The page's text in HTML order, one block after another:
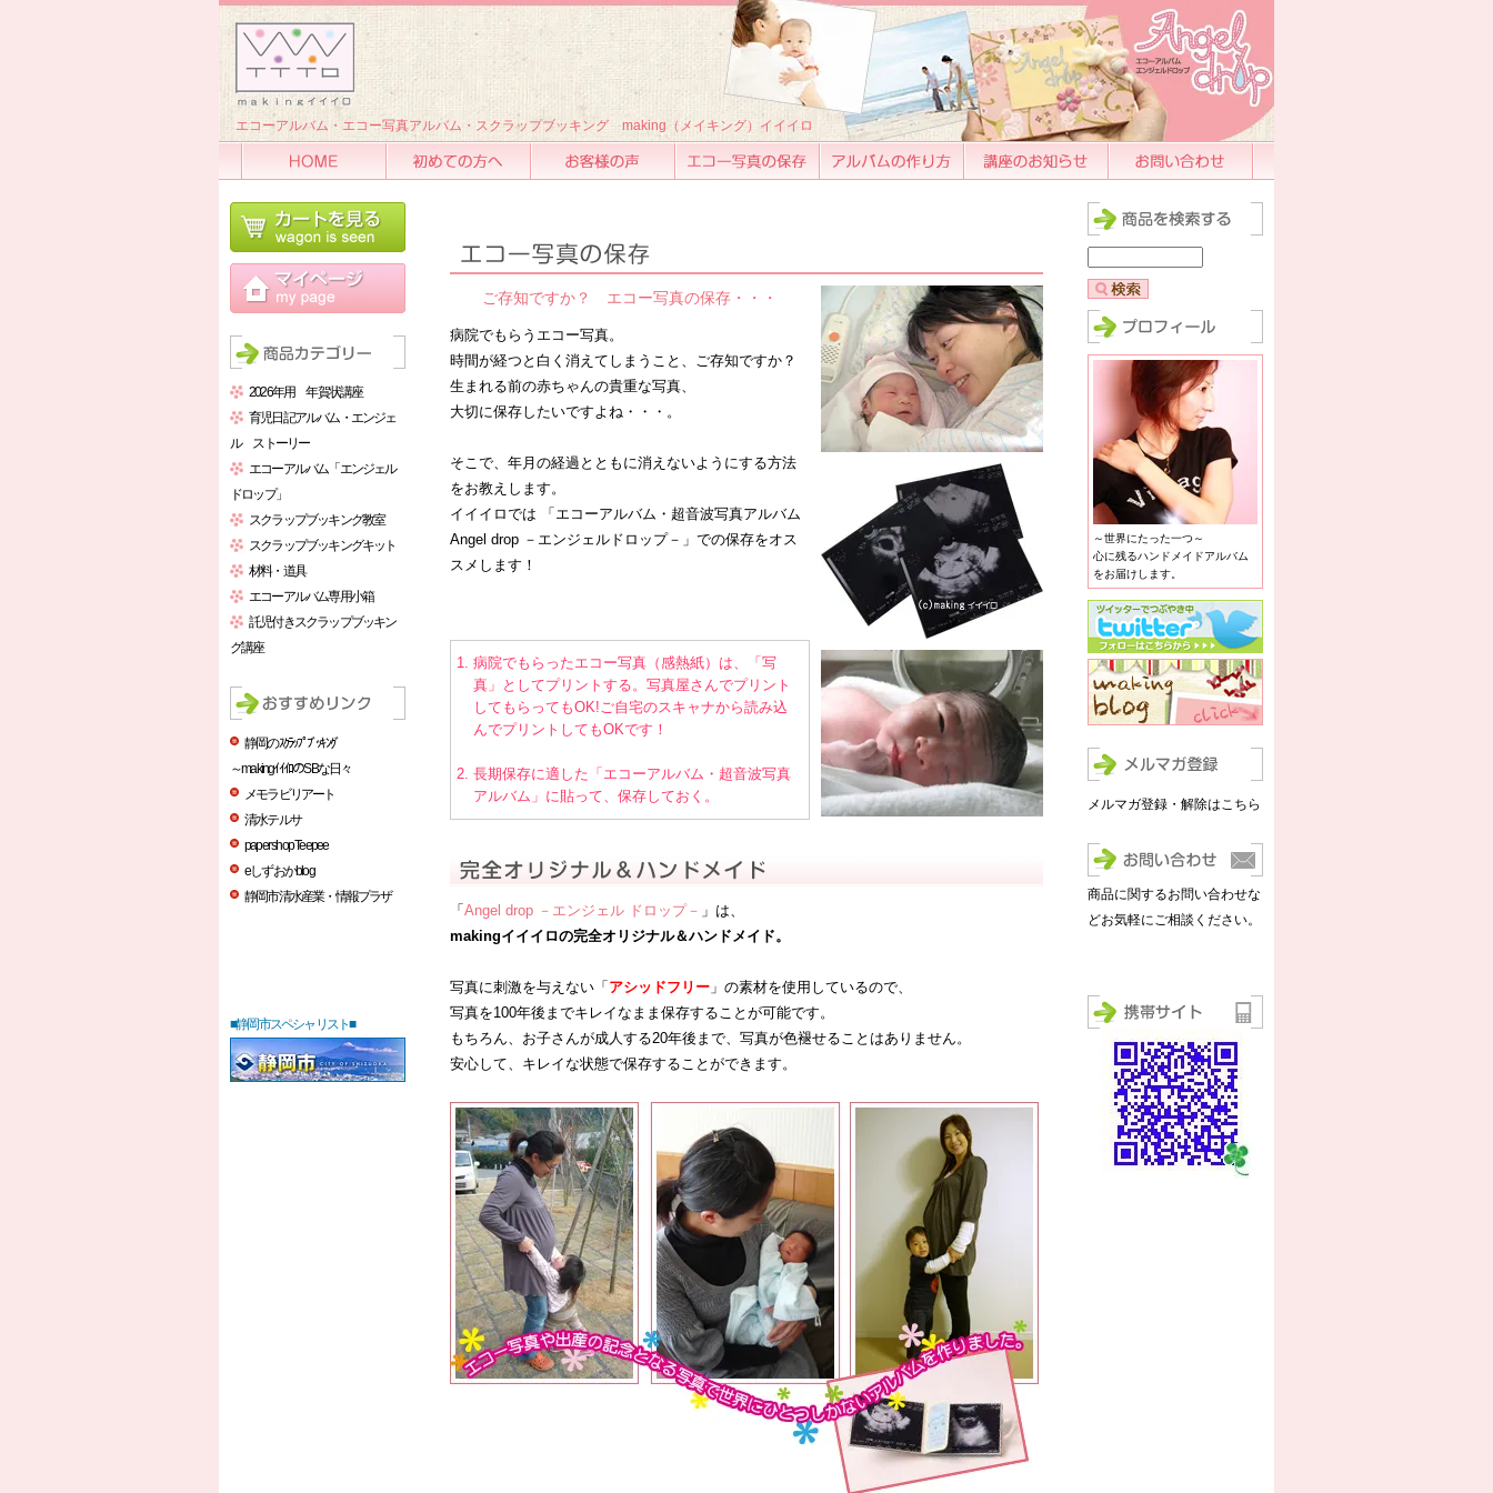
エコーアルバム・エコー写真アルバム・スクラップブッキング making（メイキング）イイイロ
2026年用 年賀状講座
育児日記アルバム・エンジェ
ル ストーリー
エコーアルバム「エンジェル
ドロップ」
スクラップブッキング教室
スクラップブッキングキット
材料・道具
エコーアルバム専用小箱
託児付きスクラップブッキン
グ講座
静岡のｽｸﾗｯﾌﾟﾌﾞｯｷﾝｸﾞ
～makingｲｲｲﾛのSBな日々
メモラビリアート
清水テルサ
paper shop Teepee
eしずおかblog
静岡市清水産業・情報プラザ
■静岡市スペシャリスト■
～世界にたった一つ～
心に残るハンドメイドアルバム
をお届けします。
メルマガ登録・解除はこちら
商品に関するお問い合わせな
どお気軽にご相談ください。
ご存知ですか？ エコー写真の保存・・・
病院でもらうエコー写真。
時間が経つと白く消えてしまうこと、ご存知ですか？
生まれる前の赤ちゃんの貴重な写真、
大切に保存したいですよね・・・。
そこで、年月の経過とともに消えないようにする方法
をお教えします。
イイイロでは 「 エコーアルバム・超音波写真アルバム
Angel drop －エンジェルドロップ－ 」での保存をオス
スメします！
病院でもらったエコー写真（感熱紙）は、「写
真」としてプリントする。写真屋さんでプリント
してもらってもOK!ご自宅のスキャナから読み込
んでプリントしてもOKです！
長期保存に適した「エコーアルバム・超音波写真
アルバム」に貼って、保存しておく。
「 Angel drop －エンジェル ドロップ－ 」は、
makingイイイロの完全オリジナル＆ハンドメイド。
写真に刺激を与えない「 アシッドフリー 」の素材を使用しているので、
写真を100年後までキレイなまま保存することが可能です。
もちろん、お子さんが成人する20年後まで、写真が色褪せることはありません。
安心して、キレイな状態で保存することができます。